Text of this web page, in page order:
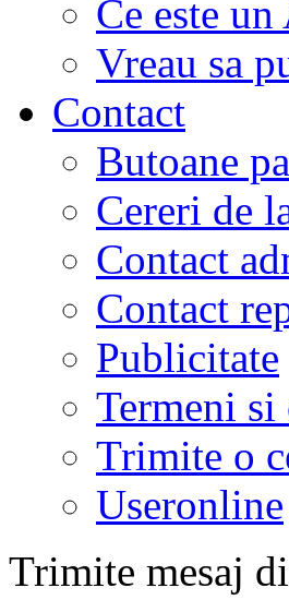
Ce este
Vreau sa
Contact
Butoane
Cereri de
Contact
Contact
Publicitate
Termeni
Trimite o
Useronline
Trimite mesaj